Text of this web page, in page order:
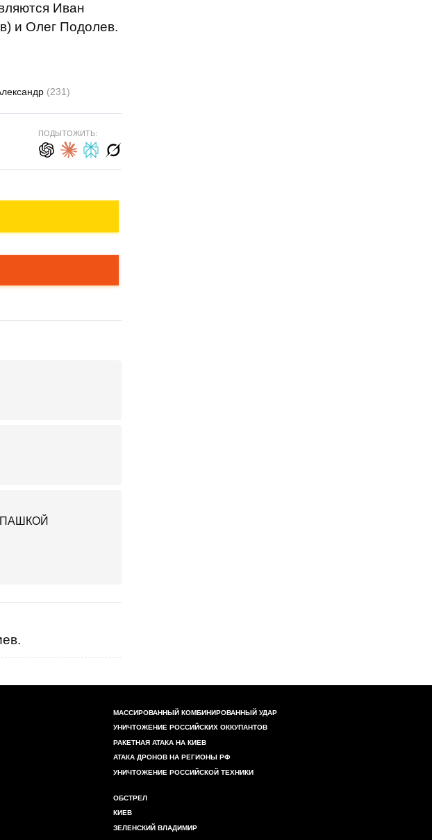
Иван
и Олег Подолев.
(231)
ПОДЫТОЖИТЬ:
МАССИРОВАННЫЙ КОМБИНИРОВАННЫЙ УДАР
УНИЧТОЖЕНИЕ РОССИЙСКИХ ОККУПАНТОВ
РАКЕТНАЯ АТАКА НА КИЕВ
АТАКА ДРОНОВ НА РЕГИОНЫ РФ
УНИЧТОЖЕНИЕ РОССИЙСКОЙ ТЕХНИКИ
ОБСТРЕЛ
КИЕВ
ЗЕЛЕНСКИЙ ВЛАДИМИР